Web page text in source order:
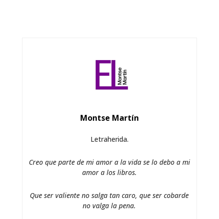
Montse Martín
Letraherida.
Creo que parte de mi amor a la vida se lo debo a mi
amor a los libros.
Que ser valiente no salga tan caro, que ser cobarde
no valga la pena.